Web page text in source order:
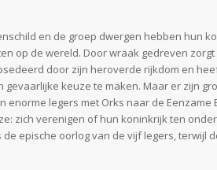
en de groep dwergen hebben hun
op de wereld. Door wraak gedreven
door zijn heroverde rijkdom en
gevaarlijke keuze te maken. Maar er zijn
enorme legers met Orks naar de
zich verenigen of hun koninkrijk ten
epische oorlog van de vijf legers, terwijl